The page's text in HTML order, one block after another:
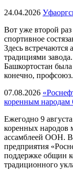
24.04.2026
Вот уже второй
спортивное
Здесь
традициями
Башкортостан
конечно,
07.08.2026
коренным народам
Ежегодно 9
коренных народов
ассамблеей ООН. В
предприятия
поддержке общин
традиционного